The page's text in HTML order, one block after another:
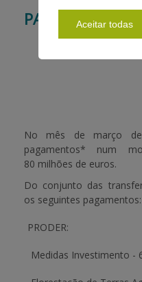
AJUDAS/APOIOS
INFORMAÇÕES
PAGAMENTOS
APOIO AO BENEFICIÁRIO
Entrar / Registar
PAGAMENTOS
No mês de março
pagamentos* num
80 milhões de euros.
Do conjunto das
os seguintes pagamentos:
PRODER:
Medidas Investimento -
Aceitar todas